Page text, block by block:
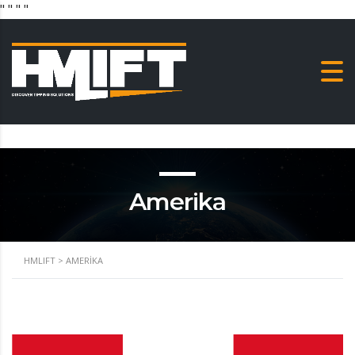
" " " "
Amerika
HMLIFT > AMERIKA